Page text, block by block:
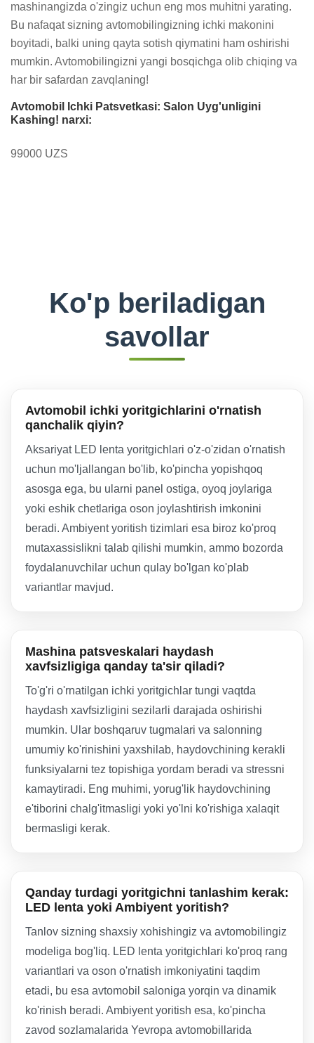
mashinangizda o'zingiz uchun eng mos muhitni yarating.
Bu nafaqat sizning avtomobilingizning ichki makonini
boyitadi, balki uning qayta sotish qiymatini ham oshirishi
mumkin. Avtomobilingizni yangi bosqichga olib chiqing va
har bir safardan zavqlaning!
Avtomobil Ichki Patsvetkasi: Salon Uyg'unligini
Kashing! narxi:
99000 UZS
Ko'p beriladigan
savollar
Avtomobil ichki yoritgichlarini o'rnatish
qanchalik qiyin?
Aksariyat LED lenta yoritgichlari o'z-o'zidan o'rnatish
uchun mo'ljallangan bo'lib, ko'pincha yopishqoq
asosga ega, bu ularni panel ostiga, oyoq joylariga
yoki eshik chetlariga oson joylashtirish imkonini
beradi. Ambiyent yoritish tizimlari esa biroz ko'proq
mutaxassislikni talab qilishi mumkin, ammo bozorda
foydalanuvchilar uchun qulay bo'lgan ko'plab
variantlar mavjud.
Mashina patsveskalari haydash
xavfsizligiga qanday ta'sir qiladi?
To'g'ri o'rnatilgan ichki yoritgichlar tungi vaqtda
haydash xavfsizligini sezilarli darajada oshirishi
mumkin. Ular boshqaruv tugmalari va salonning
umumiy ko'rinishini yaxshilab, haydovchining kerakli
funksiyalarni tez topishiga yordam beradi va stressni
kamaytiradi. Eng muhimi, yorug'lik haydovchining
e'tiborini chalg'itmasligi yoki yo'lni ko'rishiga xalaqit
bermasligi kerak.
Qanday turdagi yoritgichni tanlashim kerak:
LED lenta yoki Ambiyent yoritish?
Tanlov sizning shaxsiy xohishingiz va avtomobilingiz
modeliga bog'liq. LED lenta yoritgichlari ko'proq rang
variantlari va oson o'rnatish imkoniyatini taqdim
etadi, bu esa avtomobil saloniga yorqin va dinamik
ko'rinish beradi. Ambiyent yoritish esa, ko'pincha
zavod sozlamalarida Yevropa avtomobillarida